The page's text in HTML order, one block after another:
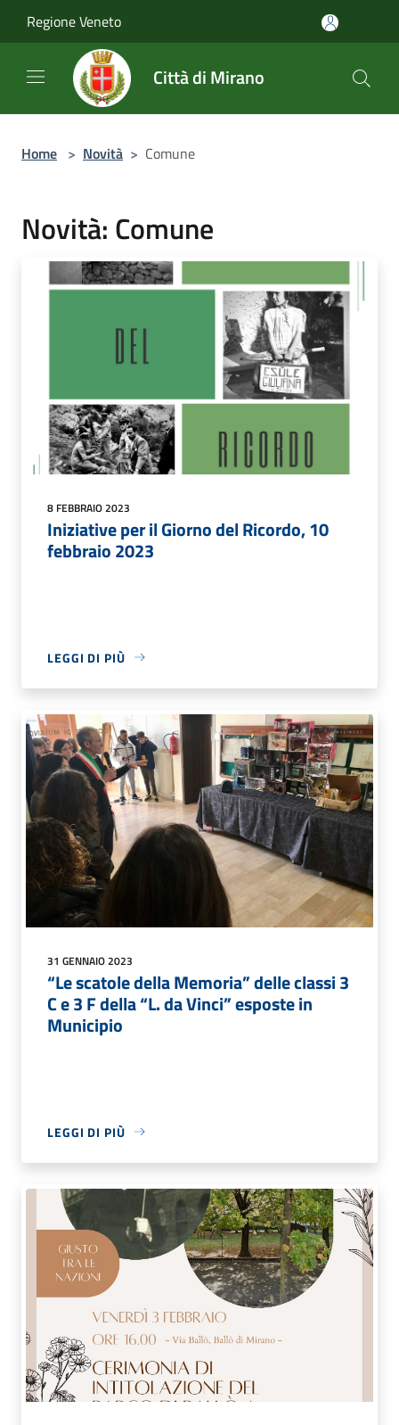
Regione Veneto
Città di Mirano
Home > Novità > Comune
Novità: Comune
8 FEBBRAIO 2023
Iniziative per il Giorno del Ricordo, 10
febbraio 2023
LEGGI DI PIÙ
31 GENNAIO 2023
“Le scatole della Memoria” delle classi 3
C e 3 F della “L. da Vinci” esposte in
Municipio
LEGGI DI PIÙ